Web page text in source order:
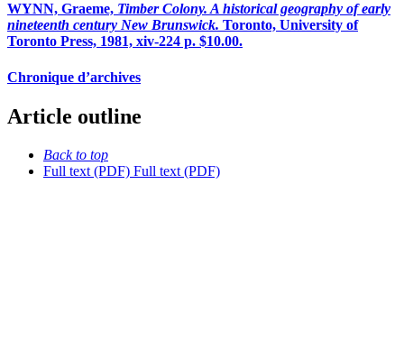
WYNN, Graeme, Timber Colony. A historical geography of early
nineteenth century New Brunswick. Toronto, University of
Toronto Press, 1981, xiv-224 p. $10.00.
Chronique d’archives
Article outline
Back to top
Full text (PDF) Full text (PDF)